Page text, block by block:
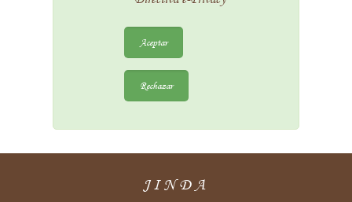
Aceptar
Rechazar
JINDA